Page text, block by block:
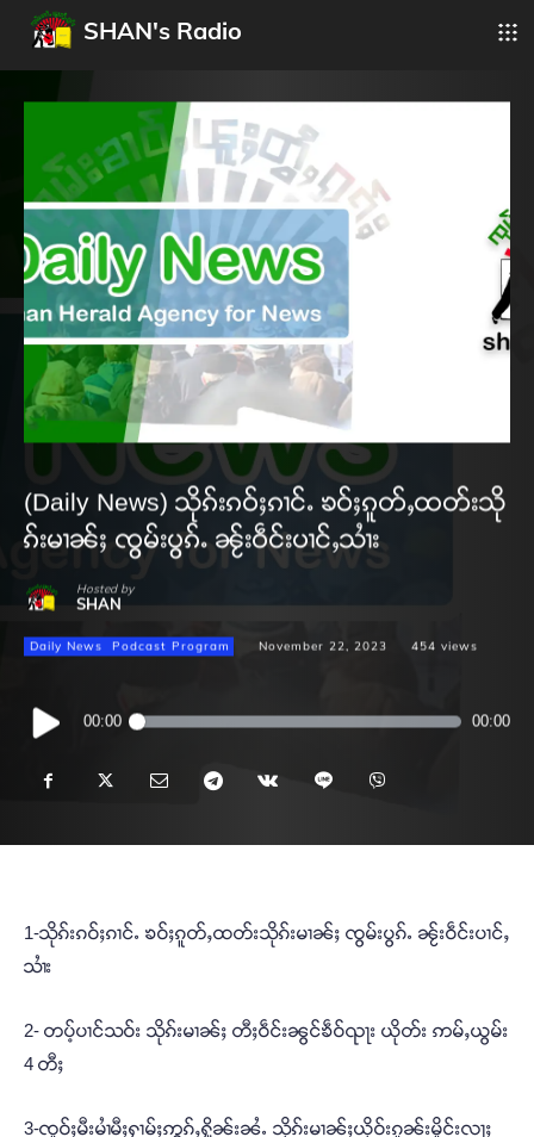
SHAN's Radio
(Daily News) သိုၵ်းၵဝ်ႈၵၢင်ႉ ၶဝ်ႈၵူတ်ႇထတ်းသို
ၵ်းမၢၼ်ႈ ၸွမ်းပွၵ်ႉ ၼႂ်းဝဵင်းပၢင်ႇသၢႆး
Hosted by
SHAN
Daily News Podcast Program November 22, 2023 454 views
Audio
Player
00:00 00:00
1-သိုၵ်းၵဝ်ႈၵၢင်ႉ ၶဝ်ႈၵူတ်ႇထတ်းသိုၵ်းမၢၼ်ႈ ၸွမ်းပွၵ်ႉ ၼႂ်းဝဵင်းပၢင်ႇ
သၢႆး
2- တပ့်ပၢင်သဝ်း သိုၵ်းမၢၼ်ႈ တီႈဝဵင်းၼွင်ၶဵဝ်ၺႃး ယိုတ်း ဢမ်ႇယွမ်း
4 တီႈ
3-ၸူဝ်ႈမီးမၢႆမီႈႁၢမ်ႈဢွၵ်ႇႁိူၼ်းၼႆႉ သိုၵ်းမၢၼ်ႈယိုဝ်းၵူၼ်းမိူင်းလႃႈ